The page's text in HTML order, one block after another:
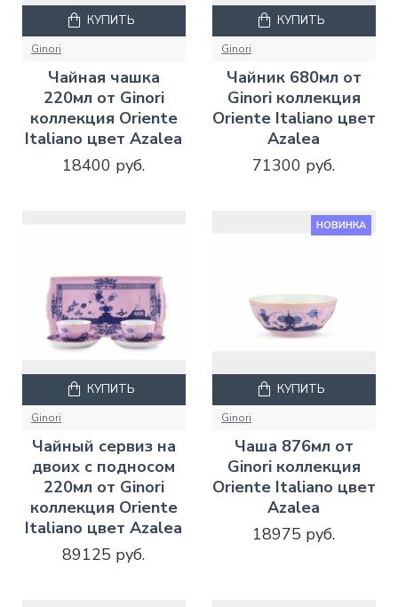
Ginori
Чайная чашка
220мл от Ginori
коллекция Oriente
Italiano цвет Azalea
18400 руб.
КУПИТЬ
Ginori
Чайник 680мл от
Ginori коллекция
Oriente Italiano цвет
Azalea
71300 руб.
КУПИТЬ
Ginori
Чайный сервиз на
двоих с подносом
220мл от Ginori
коллекция Oriente
Italiano цвет Azalea
89125 руб.
КУПИТЬ
НОВИНКА
Ginori
Чаша 876мл от
Ginori коллекция
Oriente Italiano цвет
Azalea
18975 руб.
КУПИТЬ